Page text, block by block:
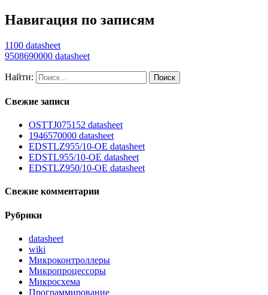
Навигация по записям
1100 datasheet
9508690000 datasheet
Найти:
Свежие записи
OSTTJ075152 datasheet
1946570000 datasheet
EDSTLZ955/10-OE datasheet
EDSTL955/10-OE datasheet
EDSTLZ950/10-OE datasheet
Свежие комментарии
Рубрики
datasheet
wiki
Микроконтроллеры
Микропроцессоры
Микросхема
Программирование